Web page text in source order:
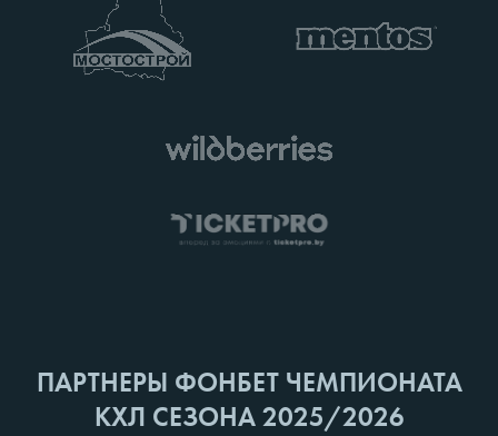
ПАРТНЕРЫ ФОНБЕТ ЧЕМПИОНАТА
КХЛ СЕЗОНА 2025/2026